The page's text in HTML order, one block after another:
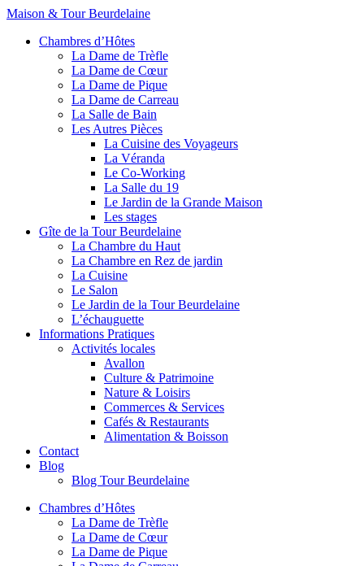
Maison & Tour Beurdelaine
Chambres d’Hôtes
La Dame de Trèfle
La Dame de Cœur
La Dame de Pique
La Dame de Carreau
La Salle de Bain
Les Autres Pièces
La Cuisine des Voyageurs
La Véranda
Le Co-Working
La Salle du 19
Le Jardin de la Grande Maison
Les stages
Gîte de la Tour Beurdelaine
La Chambre du Haut
La Chambre en Rez de jardin
La Cuisine
Le Salon
Le Jardin de la Tour Beurdelaine
L’échauguette
Informations Pratiques
Activités locales
Avallon
Culture & Patrimoine
Nature & Loisirs
Commerces & Services
Cafés & Restaurants
Alimentation & Boisson
Contact
Blog
Blog Tour Beurdelaine
Chambres d’Hôtes
La Dame de Trèfle
La Dame de Cœur
La Dame de Pique